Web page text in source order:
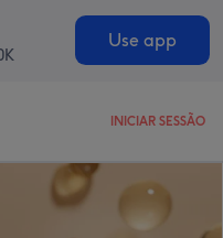
Use app
INICIAR SESSÃO